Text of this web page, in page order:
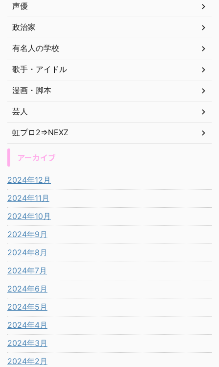
声優
政治家
有名人の学校
歌手・アイドル
漫画・脚本
芸人
虹プロ2⇒NEXZ
アーカイブ
2024年12月
2024年11月
2024年10月
2024年9月
2024年8月
2024年7月
2024年6月
2024年5月
2024年4月
2024年3月
2024年2月